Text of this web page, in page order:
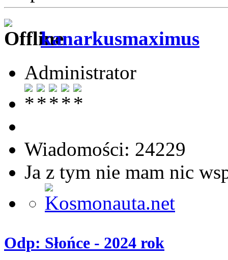
kanarkusmaximus
Administrator
Wiadomości: 24229
Ja z tym nie mam nic
Odp: Słońce - 2024 rok